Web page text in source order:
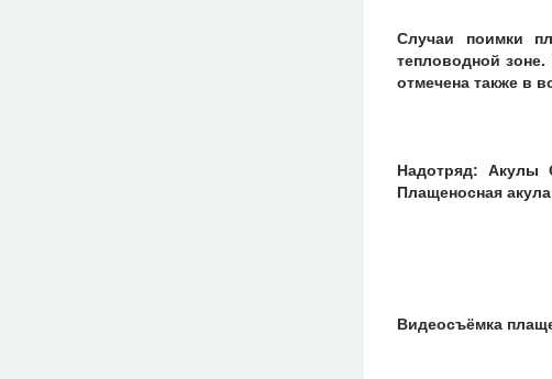
Случаи поимки
тепловодной
отмечена также в
Надотряд: Акулы
Плащеносная акула
Видеосъёмка